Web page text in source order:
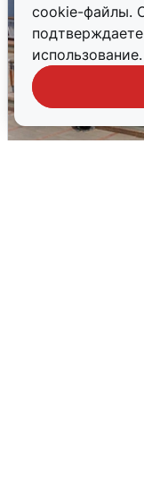
cookie-файлы.
использование.